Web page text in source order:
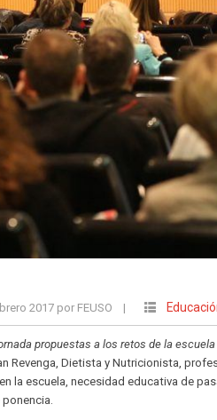
2017 por FEUSO |
propuestas a los retos de la
Revenga, Dietista y Nutricionista,
la escuela, necesidad educativa de